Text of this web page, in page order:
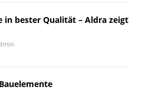
in bester Qualität – Aldra zeigt